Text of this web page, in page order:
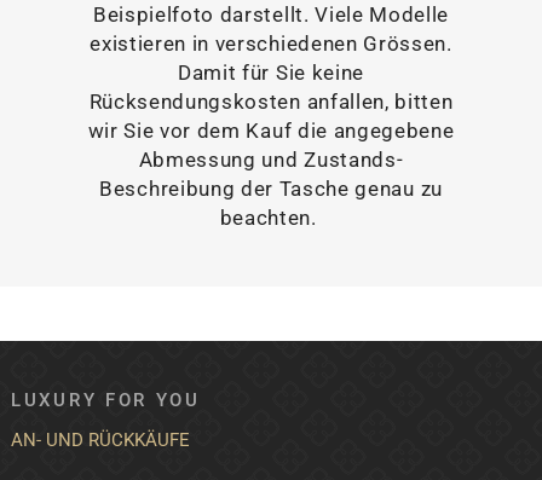
Beispielfoto darstellt. Viele Modelle
existieren in verschiedenen Grössen.
Damit für Sie keine
Rücksendungskosten anfallen, bitten
wir Sie vor dem Kauf die angegebene
Abmessung und Zustands-
Beschreibung der Tasche genau zu
beachten.
LUXURY FOR YOU
AN- UND RÜCKKÄUFE